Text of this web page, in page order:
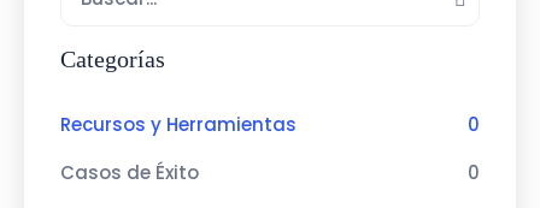
Categorías
Recursos y Herramientas
0
Casos de Éxito
0